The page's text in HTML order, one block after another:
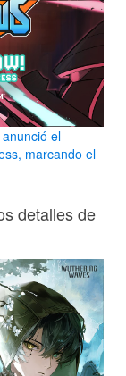
el
marcando el
detalles de